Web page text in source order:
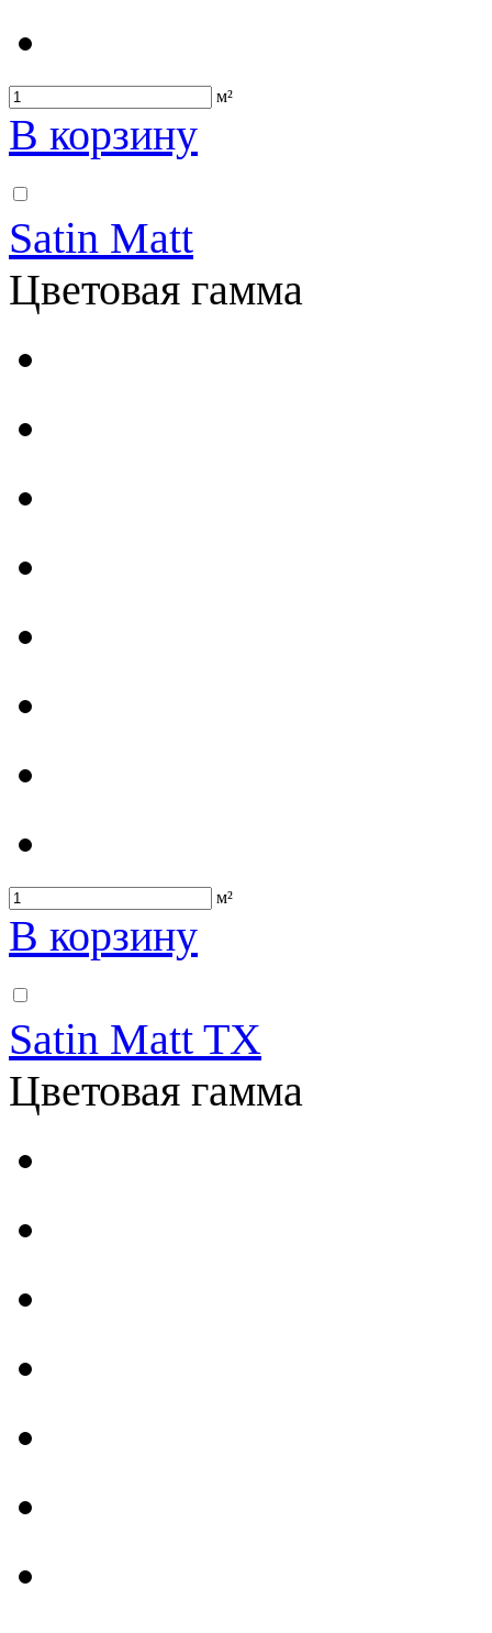
м²
В корзину
Satin Matt
Цветовая гамма
м²
В корзину
Satin Matt TX
Цветовая гамма